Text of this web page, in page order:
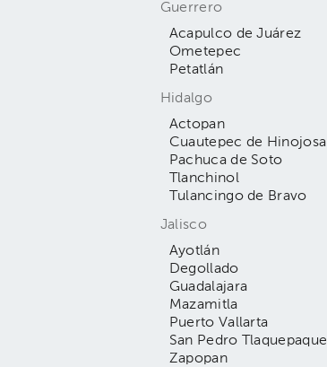
Guerrero
Acapulco de Juárez
Ometepec
Petatlán
Hidalgo
Actopan
Cuautepec de Hinojosa
Pachuca de Soto
Tlanchinol
Tulancingo de Bravo
Jalisco
Ayotlán
Degollado
Guadalajara
Mazamitla
Puerto Vallarta
San Pedro Tlaquepaque
Zapopan